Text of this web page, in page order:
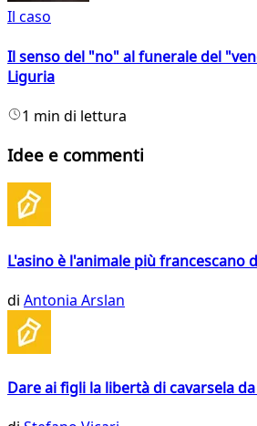
Il caso
Il senso del "no" al funerale del
Liguria
1 min di lettura
Idee e commenti
L'asino è l'animale più francescano
di Antonia Arslan
Dare ai figli la libertà di cavarsela